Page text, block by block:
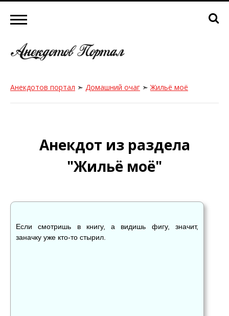
Анекдотов портал ➣ Домашний очаг ➣Жильё моё
Анекдот из раздела
"Жильё моё"
Если смотришь в книгу, а видишь фигу, значит,
заначку уже кто-то стырил.